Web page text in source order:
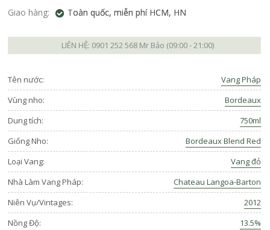
Giao hàng:
Toàn quốc, miễn phí HCM, HN
LIÊN HỆ: 0901 252 568Mr Bảo (09:00 - 21:00)
Tên nước:
Vang Pháp
Vùng nho:
Bordeaux
Dung tích:
750ml
Giống Nho:
Bordeaux Blend Red
Loại Vang:
Vang đỏ
Nhà Làm Vang Pháp:
Chateau Langoa-Barton
Niên Vụ/Vintages:
2012
Nồng Độ:
13.5%